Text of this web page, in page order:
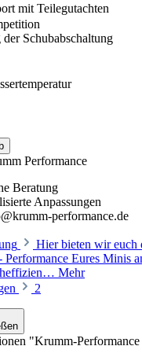
mit Teilegutachten
Schubabschaltung
Performance
Beratung
Anpassungen
performance.de
Hier bieten wir euch
Performance Eures Minis
Mehr
2
"Krumm-Performance